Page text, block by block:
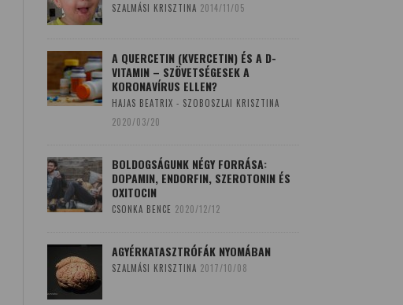
SZALMÁSI KRISZTINA 2014/11/05
A QUERCETIN (KVERCETIN) ÉS A D-
VITAMIN – SZÖVETSÉGESEK A
KORONAVÍRUS ELLEN?
HAJAS BEATRIX - SZOBOSZLAI KRISZTINA
2020/03/20
BOLDOGSÁGUNK NÉGY FORRÁSA:
DOPAMIN, ENDORFIN, SZEROTONIN ÉS
OXITOCIN
CSONKA BENCE 2020/12/12
AGYÉRKATASZTRÓFÁK NYOMÁBAN
SZALMÁSI KRISZTINA 2017/10/08